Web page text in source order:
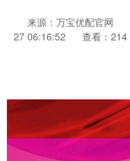
来源：万宝优配官网
27 06:16:52
查看：214